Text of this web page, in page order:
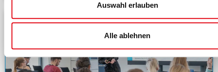
Auswahl erlauben
Alle ablehnen